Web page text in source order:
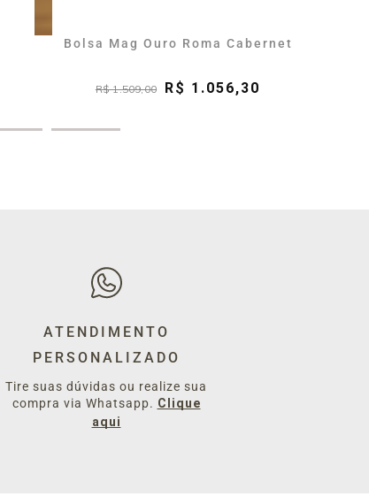
Bolsa Mag Ouro Roma Cabernet
R$ 1.509,00 R$ 1.056,30
ATENDIMENTO
PERSONALIZADO
Tire suas dúvidas ou realize sua
compra via Whatsapp. Clique
aqui